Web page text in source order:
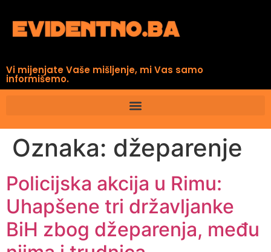
Vi mijenjate Vaše mišljenje, mi Vas samo
informišemo.
Oznaka: džeparenje
Policijska akcija u Rimu:
Uhapšene tri državljanke
BiH zbog džeparenja, među